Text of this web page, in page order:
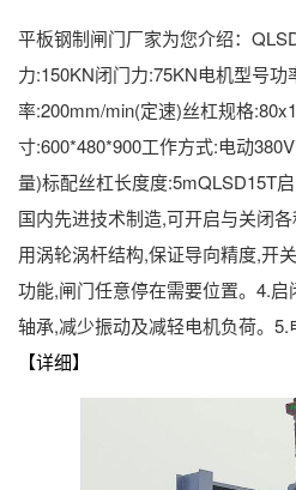
平板钢制闸门厂家为您介绍：
力:150KN闭门力:75KN电机型号
率:200mm/min(定速)丝杠规格
寸:600*480*900工作方式:电动
量)标配丝杠长度度:5mQLSD15T
国内先进技术制造,可开启与关闭
用涡轮涡杆结构,保证导向精度,开
功能,闸门任意停在需要位置。4.
轴承,减少振动及减轻电机负荷。5.
【详细】